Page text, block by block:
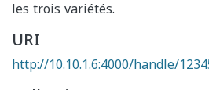
les trois variétés.
URI
http://10.10.1.6:4000/handle/